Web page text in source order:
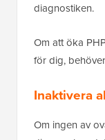
diagnostiken.
Om att öka
för dig,
Inaktivera
Om ingen av